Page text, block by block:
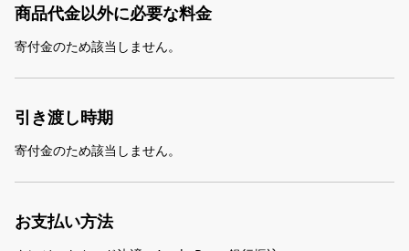
商品代金以外に必要な料金
寄付金のため該当しません。
引き渡し時期
寄付金のため該当しません。
お支払い方法